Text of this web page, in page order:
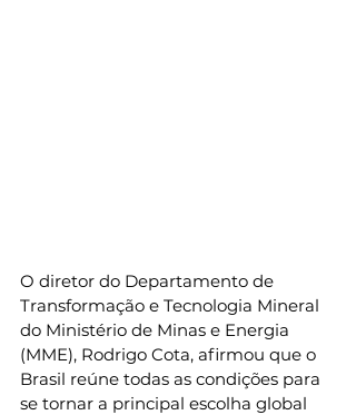
O diretor do Departamento de
Transformação e Tecnologia Mineral
do Ministério de Minas e Energia
(MME), Rodrigo Cota, afirmou que o
Brasil reúne todas as condições para
se tornar a principal escolha global